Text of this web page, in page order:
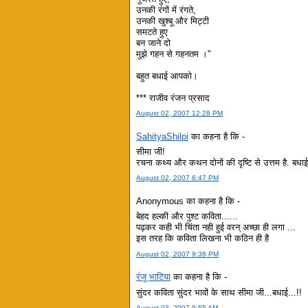
उनकी रंगों में रंगते,
उनकी खुश्बू और मिट्टी
समटते हुए
बन जाने दो
मुझे गहन से गहनतम ।"
बहुत बधाई आपको।
*** राजीव रंजन प्रसाद
August 02, 2007 12:28 PM
SahityaShilpi का कहना है कि -
सीमा जी!
रचना कथ्य और कथन दोनों की दृष्टि से उत्तम है. बधाई
August 02, 2007 6:47 PM
Anonymous का कहना है कि -
बेहद हल्की और पुश्ट कविता......
पढ़कर कही भी चिंता नही हुई वरन् अच्छा ही लगा ...
इस तरह कि कविता लिखना भी कठिन ही है
August 02, 2007 9:38 PM
रंजू भाटिया का कहना है कि -
सुंदर कविता सुंदर भावों के साथ सीमा जी...बधाई...!!